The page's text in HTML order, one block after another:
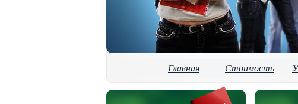
Главная Стоимость